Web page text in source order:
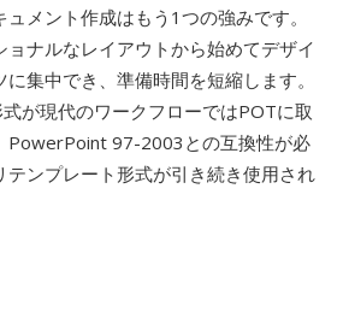
メント作成はもう1つの強みです。
ナルなレイアウトから始めてデザイ
集中でき、準備時間を短縮します。
が現代のワークフローではPOTに取
PowerPoint 97-2003との互換性が必
テンプレート形式が引き続き使用され